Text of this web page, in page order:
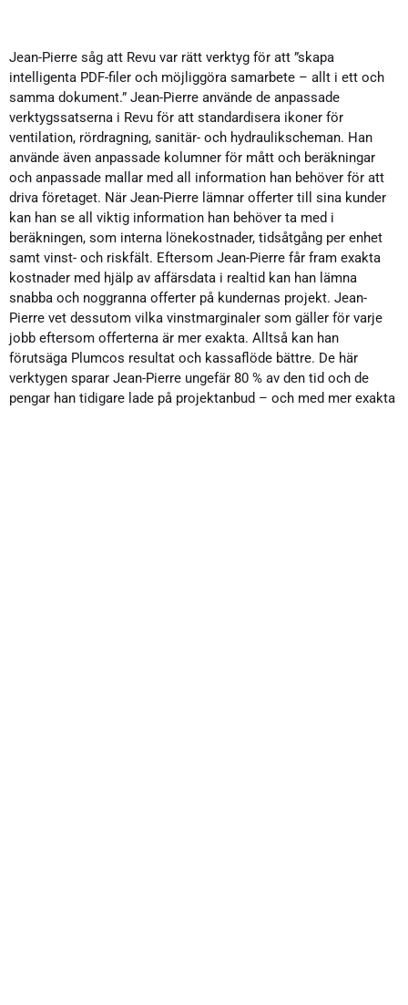
Jean-Pierre såg att Revu var rätt verktyg för att ”skapa
intelligenta PDF-filer och möjliggöra samarbete – allt i ett och
samma dokument.” Jean-Pierre använde de anpassade
verktygssatserna i Revu för att standardisera ikoner för
ventilation, rördragning, sanitär- och hydraulikscheman. Han
använde även anpassade kolumner för mått och beräkningar
och anpassade mallar med all information han behöver för att
driva företaget. När Jean-Pierre lämnar offerter till sina kunder
kan han se all viktig information han behöver ta med i
beräkningen, som interna lönekostnader, tidsåtgång per enhet
samt vinst- och riskfält. Eftersom Jean-Pierre får fram exakta
kostnader med hjälp av affärsdata i realtid kan han lämna
snabba och noggranna offerter på kundernas projekt. Jean-
Pierre vet dessutom vilka vinstmarginaler som gäller för varje
jobb eftersom offerterna är mer exakta. Alltså kan han
förutsäga Plumcos resultat och kassaflöde bättre. De här
verktygen sparar Jean-Pierre ungefär 80 % av den tid och de
pengar han tidigare lade på projektanbud – och med mer exakta